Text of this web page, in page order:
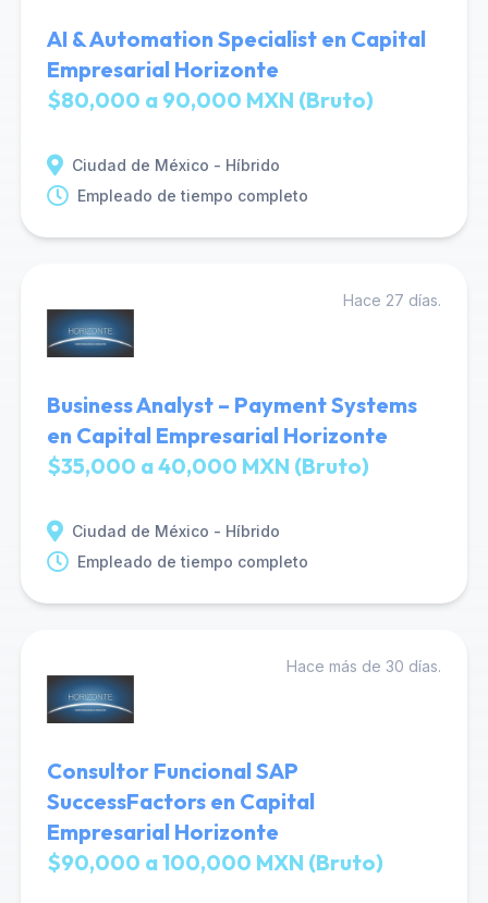
AI & Automation Specialist en Capital
Empresarial Horizonte
$80,000 a 90,000 MXN (Bruto)
Ciudad de México - Híbrido
Empleado de tiempo completo
Hace 27 días.
Business Analyst – Payment Systems
en Capital Empresarial Horizonte
$35,000 a 40,000 MXN (Bruto)
Ciudad de México - Híbrido
Empleado de tiempo completo
Hace más de 30 días.
Consultor Funcional SAP
SuccessFactors en Capital
Empresarial Horizonte
$90,000 a 100,000 MXN (Bruto)